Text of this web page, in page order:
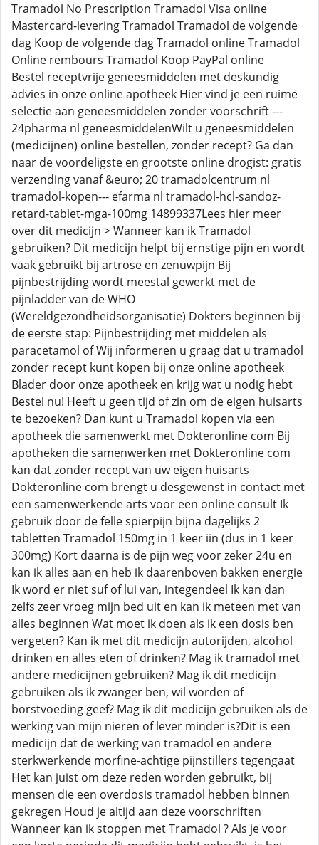
Tramadol No Prescription Tramadol Visa online
Mastercard-levering Tramadol Tramadol de volgende
dag Koop de volgende dag Tramadol online Tramadol
Online rembours Tramadol Koop PayPal online
Bestel receptvrije geneesmiddelen met deskundig
advies in onze online apotheek Hier vind je een ruime
selectie aan geneesmiddelen zonder voorschrift ---
24pharma nl geneesmiddelenWilt u geneesmiddelen
(medicijnen) online bestellen, zonder recept? Ga dan
naar de voordeligste en grootste online drogist: gratis
verzending vanaf &euro; 20 tramadolcentrum nl
tramadol-kopen--- efarma nl tramadol-hcl-sandoz-
retard-tablet-mga-100mg 14899337Lees hier meer
over dit medicijn > Wanneer kan ik Tramadol
gebruiken? Dit medicijn helpt bij ernstige pijn en wordt
vaak gebruikt bij artrose en zenuwpijn Bij
pijnbestrijding wordt meestal gewerkt met de
pijnladder van de WHO
(Wereldgezondheidsorganisatie) Dokters beginnen bij
de eerste stap: Pijnbestrijding met middelen als
paracetamol of Wij informeren u graag dat u tramadol
zonder recept kunt kopen bij onze online apotheek
Blader door onze apotheek en krijg wat u nodig hebt
Bestel nu! Heeft u geen tijd of zin om de eigen huisarts
te bezoeken? Dan kunt u Tramadol kopen via een
apotheek die samenwerkt met Dokteronline com Bij
apotheken die samenwerken met Dokteronline com
kan dat zonder recept van uw eigen huisarts
Dokteronline com brengt u desgewenst in contact met
een samenwerkende arts voor een online consult Ik
gebruik door de felle spierpijn bijna dagelijks 2
tabletten Tramadol 150mg in 1 keer iin (dus in 1 keer
300mg) Kort daarna is de pijn weg voor zeker 24u en
kan ik alles aan en heb ik daarenboven bakken energie
Ik word er niet suf of lui van, integendeel Ik kan dan
zelfs zeer vroeg mijn bed uit en kan ik meteen met van
alles beginnen Wat moet ik doen als ik een dosis ben
vergeten? Kan ik met dit medicijn autorijden, alcohol
drinken en alles eten of drinken? Mag ik tramadol met
andere medicijnen gebruiken? Mag ik dit medicijn
gebruiken als ik zwanger ben, wil worden of
borstvoeding geef? Mag ik dit medicijn gebruiken als de
werking van mijn nieren of lever minder is?Dit is een
medicijn dat de werking van tramadol en andere
sterkwerkende morfine-achtige pijnstillers tegengaat
Het kan juist om deze reden worden gebruikt, bij
mensen die een overdosis tramadol hebben binnen
gekregen Houd je altijd aan deze voorschriften
Wanneer kan ik stoppen met Tramadol ? Als je voor